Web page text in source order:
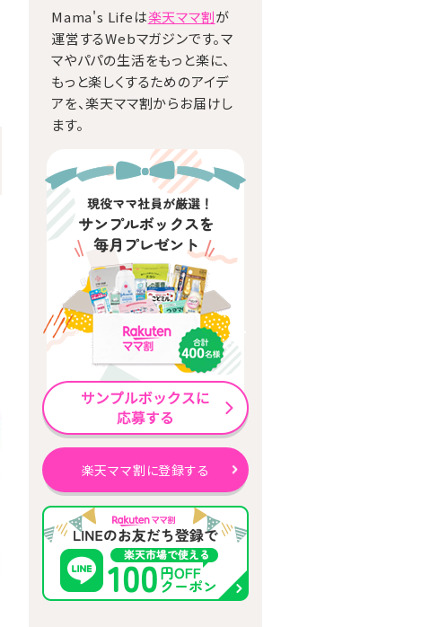
Mama's Lifeは楽天ママ割が
運営するWebマガジンです。マ
マやパパの生活をもっと楽に、
もっと楽しくするためのアイデ
アを、楽天ママ割からお届けし
ます。
楽天ママ割に登録する